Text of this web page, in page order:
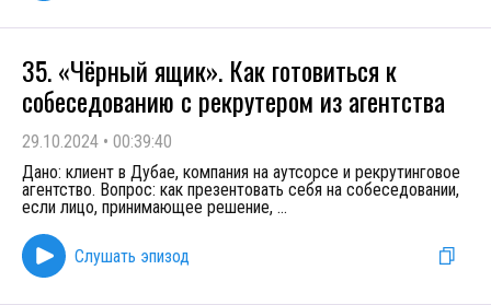
35. «Чёрный ящик». Как готовиться к
собеседованию с рекрутером из агентства
29.10.2024 • 00:39:40
Дано: клиент в Дубае, компания на аутсорсе и рекрутинговое
агентство. Вопрос: как презентовать себя на собеседовании,
если лицо, принимающее решение, ...
Слушать эпизод